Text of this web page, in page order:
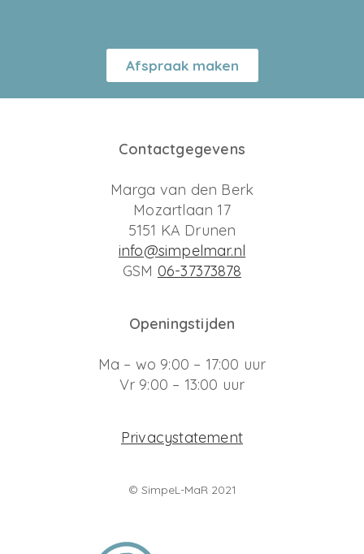
Afspraak maken
Contactgegevens
Marga van den Berk
Mozartlaan 17
5151 KA Drunen
info@simpelmar.nl
GSM 06-37373878
Openingstijden
Ma – wo 9:00 – 17:00 uur
Vr 9:00 – 13:00 uur
Privacystatement
© SimpeL-MaR 2021